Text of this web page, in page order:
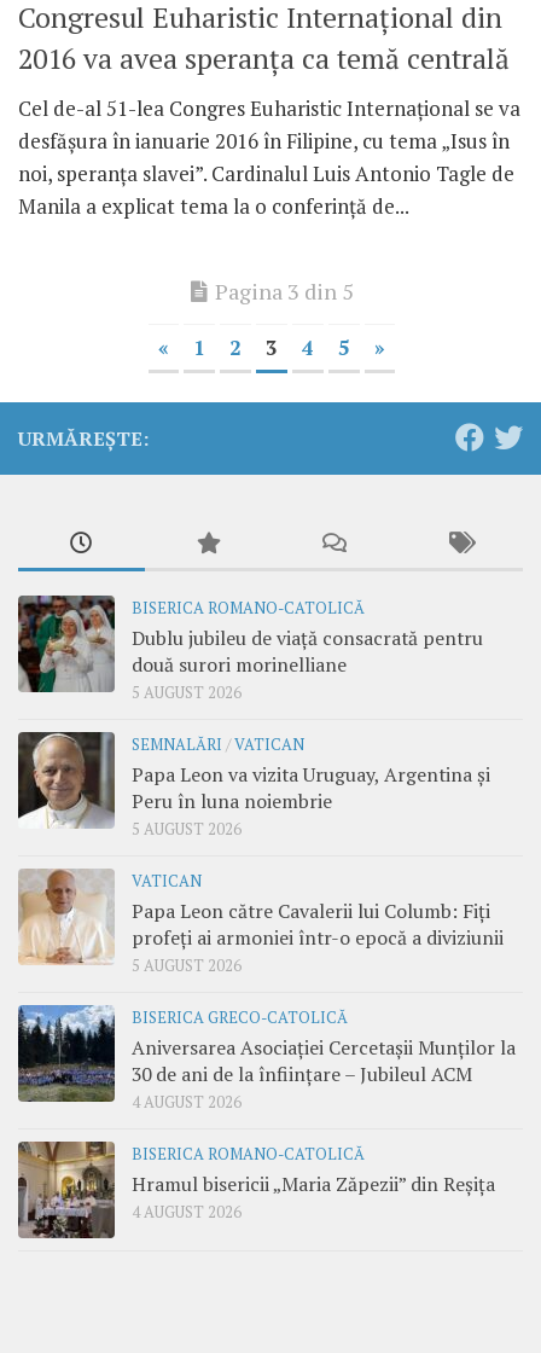
Congresul Euharistic Internaţional din
2016 va avea speranţa ca temă centrală
Cel de-al 51-lea Congres Euharistic Internaţional se va
desfăşura în ianuarie 2016 în Filipine, cu tema „Isus în
noi, speranţa slavei”. Cardinalul Luis Antonio Tagle de
Manila a explicat tema la o conferinţă de...
Pagina 3 din 5
« 1 2 3 4 5 »
URMĂREȘTE:
BISERICA ROMANO-CATOLICĂ
Dublu jubileu de viață consacrată pentru
două surori morinelliane
5 AUGUST 2026
SEMNALĂRI /VATICAN
Papa Leon va vizita Uruguay, Argentina și
Peru în luna noiembrie
5 AUGUST 2026
VATICAN
Papa Leon către Cavalerii lui Columb: Fiți
profeți ai armoniei într-o epocă a diviziunii
5 AUGUST 2026
BISERICA GRECO-CATOLICĂ
Aniversarea Asociației Cercetașii Munților la
30 de ani de la înființare – Jubileul ACM
4 AUGUST 2026
BISERICA ROMANO-CATOLICĂ
Hramul bisericii „Maria Zăpezii” din Reșița
4 AUGUST 2026